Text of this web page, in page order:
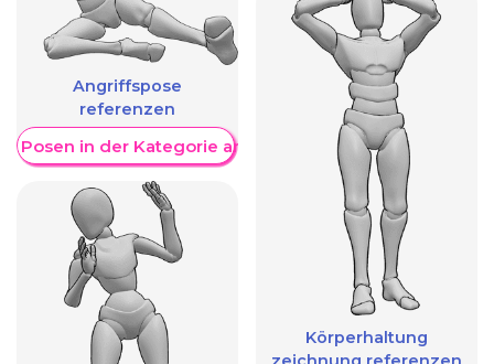
Angriffspose
referenzen
Posen in der Kategorie anzeigen
Körperhaltung